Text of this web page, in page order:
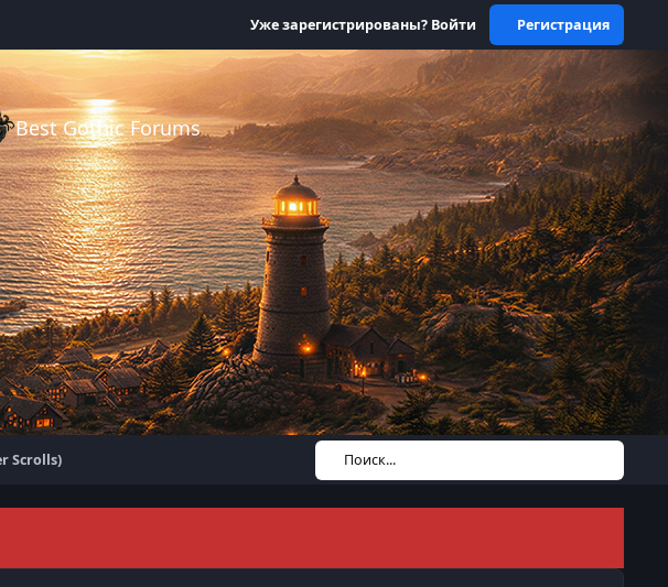
Уже зарегистрированы? Войти Регистрация
Best Gothic Forums
Scrolls) Поиск...